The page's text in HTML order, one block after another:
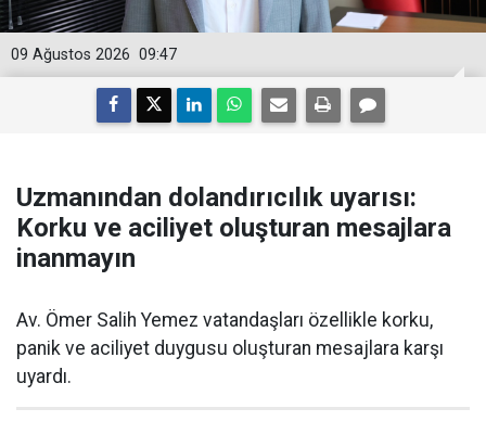
09:47
09 Ağustos 2026
Uzmanından dolandırıcılık uyarısı:
Korku ve aciliyet oluşturan mesajlara
inanmayın
Av. Ömer Salih Yemez vatandaşları özellikle korku,
panik ve aciliyet duygusu oluşturan mesajlara karşı
uyardı.